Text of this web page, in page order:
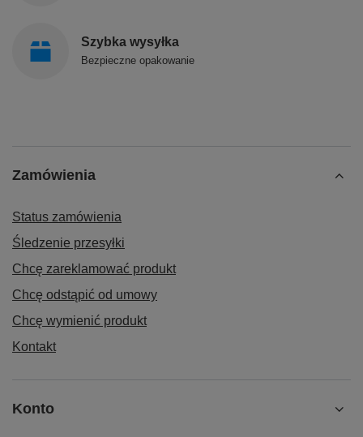
Szybka wysyłka
Bezpieczne opakowanie
Zamówienia
Status zamówienia
Śledzenie przesyłki
Chcę zareklamować produkt
Chcę odstąpić od umowy
Chcę wymienić produkt
Kontakt
Konto